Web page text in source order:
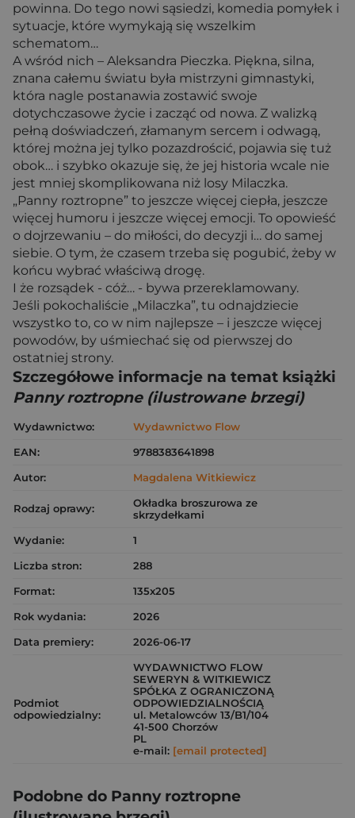
powinna. Do tego nowi sąsiedzi, komedia pomyłek i
sytuacje, które wymykają się wszelkim
schematom…
A wśród nich – Aleksandra Pieczka. Piękna, silna,
znana całemu światu była mistrzyni gimnastyki,
która nagle postanawia zostawić swoje
dotychczasowe życie i zacząć od nowa. Z walizką
pełną doświadczeń, złamanym sercem i odwagą,
której można jej tylko pozazdrościć, pojawia się tuż
obok… i szybko okazuje się, że jej historia wcale nie
jest mniej skomplikowana niż losy Milaczka.
„Panny roztropne” to jeszcze więcej ciepła, jeszcze
więcej humoru i jeszcze więcej emocji. To opowieść
o dojrzewaniu – do miłości, do decyzji i… do samej
siebie. O tym, że czasem trzeba się pogubić, żeby w
końcu wybrać właściwą drogę.
I że rozsądek - cóż… - bywa przereklamowany.
Jeśli pokochaliście „Milaczka”, tu odnajdziecie
wszystko to, co w nim najlepsze – i jeszcze więcej
powodów, by uśmiechać się od pierwszej do
ostatniej strony.
Szczegółowe informacje na temat książki
Panny roztropne (ilustrowane brzegi)
Wydawnictwo:
Wydawnictwo Flow
EAN:
9788383641898
Autor:
Magdalena Witkiewicz
Rodzaj oprawy:
Okładka broszurowa ze
skrzydełkami
Wydanie:
1
Liczba stron:
288
Format:
135x205
Rok wydania:
2026
Data premiery:
2026-06-17
Podmiot
odpowiedzialny:
WYDAWNICTWO FLOW
SEWERYN & WITKIEWICZ
SPÓŁKA Z OGRANICZONĄ
ODPOWIEDZIALNOŚCIĄ
ul. Metalowców 13/B1/104
41-500 Chorzów
PL
e-mail: [email protected]
Podobne do Panny roztropne